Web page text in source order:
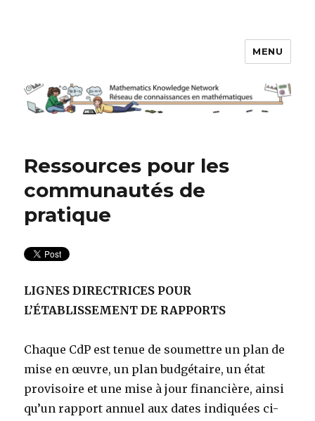
Réseau de connaissances en
mathématiques
MENU
Ressources pour les
communautés de
pratique
LIGNES DIRECTRICES POUR
L’ÉTABLISSEMENT DE RAPPORTS
Chaque CdP est tenue de soumettre un plan de
mise en œuvre, un plan budgétaire, un état
provisoire et une mise à jour financière, ainsi
qu’un rapport annuel aux dates indiquées ci-